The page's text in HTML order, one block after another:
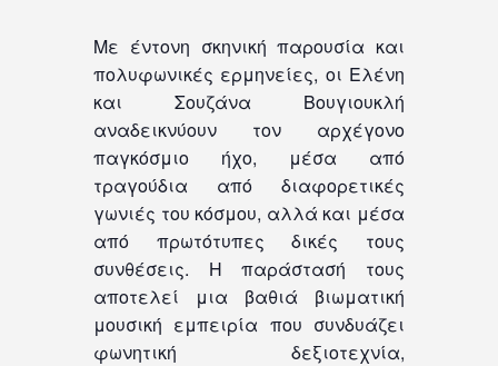
Με έντονη σκηνική παρουσία και
πολυφωνικές ερμηνείες, οι Ελένη
και Σουζάνα Βουγιουκλή
αναδεικνύουν τον αρχέγονο
παγκόσμιο ήχο, μέσα από
τραγούδια από διαφορετικές
γωνιές του κόσμου, αλλά και μέσα
από πρωτότυπες δικές τους
συνθέσεις. Η παράστασή τους
αποτελεί μια βαθιά βιωματική
μουσική εμπειρία που συνδυάζει
φωνητική δεξιοτεχνία,